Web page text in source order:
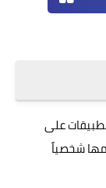
على
شخصياً